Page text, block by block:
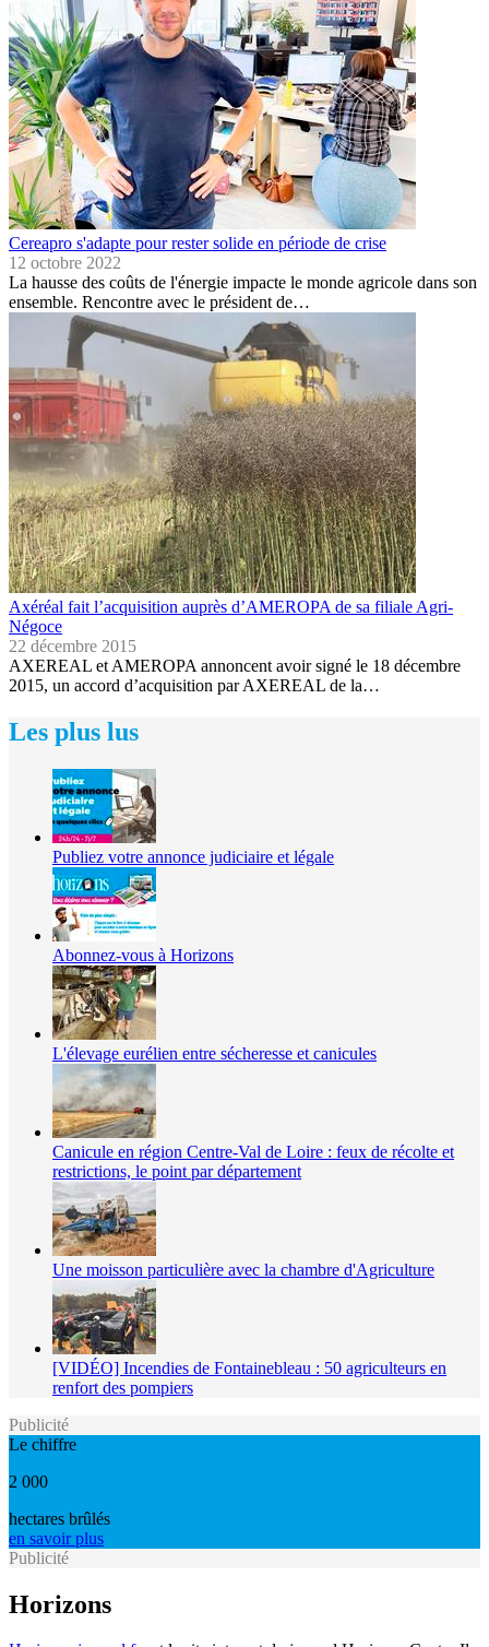
Cereapro s'adapte pour rester solide en période de crise
12 octobre 2022
La hausse des coûts de l'énergie impacte le monde agricole dans son
ensemble. Rencontre avec le président de…
Axéréal fait l’acquisition auprès d’AMEROPA de sa filiale Agri-
Négoce
22 décembre 2015
AXEREAL et AMEROPA annoncent avoir signé le 18 décembre
2015, un accord d’acquisition par AXEREAL de la…
Les plus lus
Publiez votre annonce judiciaire et légale
Abonnez-vous à Horizons
L'élevage eurélien entre sécheresse et canicules
Canicule en région Centre-Val de Loire : feux de récolte et
restrictions, le point par département
Une moisson particulière avec la chambre d'Agriculture
[VIDÉO] Incendies de Fontainebleau : 50 agriculteurs en
renfort des pompiers
Publicité
Le chiffre
2 000
hectares brûlés
en savoir plus
Publicité
Horizons